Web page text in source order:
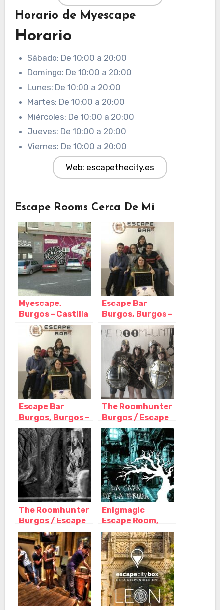
Horario de Myescape
Horario
Sábado: De 10:00 a 20:00
Domingo: De 10:00 a 20:00
Lunes: De 10:00 a 20:00
Martes: De 10:00 a 20:00
Miércoles: De 10:00 a 20:00
Jueves: De 10:00 a 20:00
Viernes: De 10:00 a 20:00
Web: escapethecity.es
Escape Rooms Cerca De Mi
Myescape,
Burgos – Castilla
y León
Escape Bar
Burgos, Burgos –
Castilla y León
Escape Bar
Burgos, Burgos –
Castilla y León
The Roomhunter
Burgos / Escape
room – Sala de
escape, Burgos –
Castilla y León
The Roomhunter
Burgos / Escape
room – Sala de
escape, Burgos –
Castilla y León
Enigmagic
Escape Room,
Burgos – Castilla
y León